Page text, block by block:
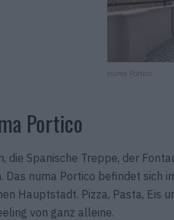
numa Portico
Portico
die Spanische Treppe, der
Das numa Portico befindet sich
Hauptstadt. Pizza, Pasta, Eis
von ganz alleine.